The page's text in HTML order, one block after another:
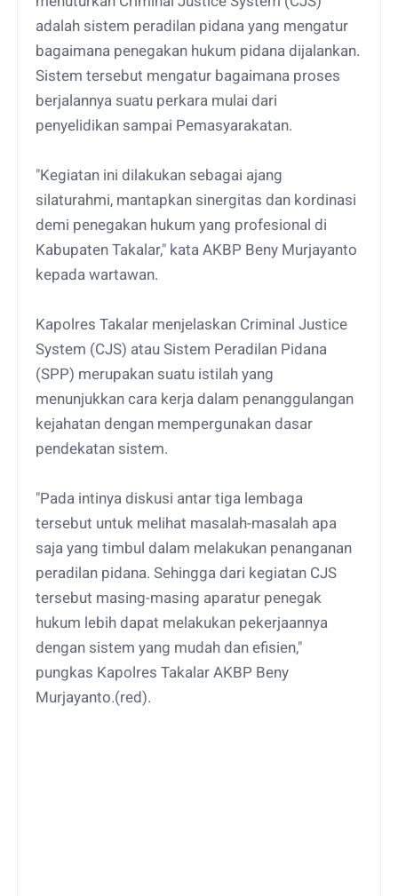
adalah sistem peradilan pidana yang mengatur
bagaimana penegakan hukum pidana dijalankan.
Sistem tersebut mengatur bagaimana proses
berjalannya suatu perkara mulai dari
penyelidikan sampai Pemasyarakatan.
"Kegiatan ini dilakukan sebagai ajang
silaturahmi, mantapkan sinergitas dan kordinasi
demi penegakan hukum yang profesional di
Kabupaten Takalar," kata AKBP Beny Murjayanto
kepada wartawan.
Kapolres Takalar menjelaskan Criminal Justice
System (CJS) atau Sistem Peradilan Pidana
(SPP) merupakan suatu istilah yang
menunjukkan cara kerja dalam penanggulangan
kejahatan dengan mempergunakan dasar
pendekatan sistem.
"Pada intinya diskusi antar tiga lembaga
tersebut untuk melihat masalah-masalah apa
saja yang timbul dalam melakukan penanganan
peradilan pidana. Sehingga dari kegiatan CJS
tersebut masing-masing aparatur penegak
hukum lebih dapat melakukan pekerjaannya
dengan sistem yang mudah dan efisien,"
pungkas Kapolres Takalar AKBP Beny
Murjayanto.(red).